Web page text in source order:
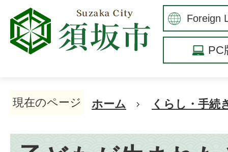
PC
現在のページ ホーム くらし・手続